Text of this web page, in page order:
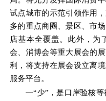
试点城市的示范引领作用
多的重点商圈、景区、市
店基本全覆盖。此外，为
会、消博会等重大展会的
利，将支持在展会设立离
服务平台。
一“少”，是口岸验核